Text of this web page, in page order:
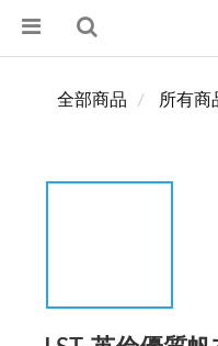
全部商品 所有商